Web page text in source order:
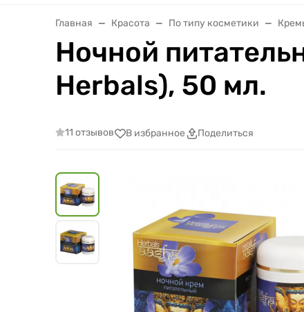
Главная Красота По типу косметики
Ночной
Herbals), 50 мл.
11 отзывов В избранное Поделиться